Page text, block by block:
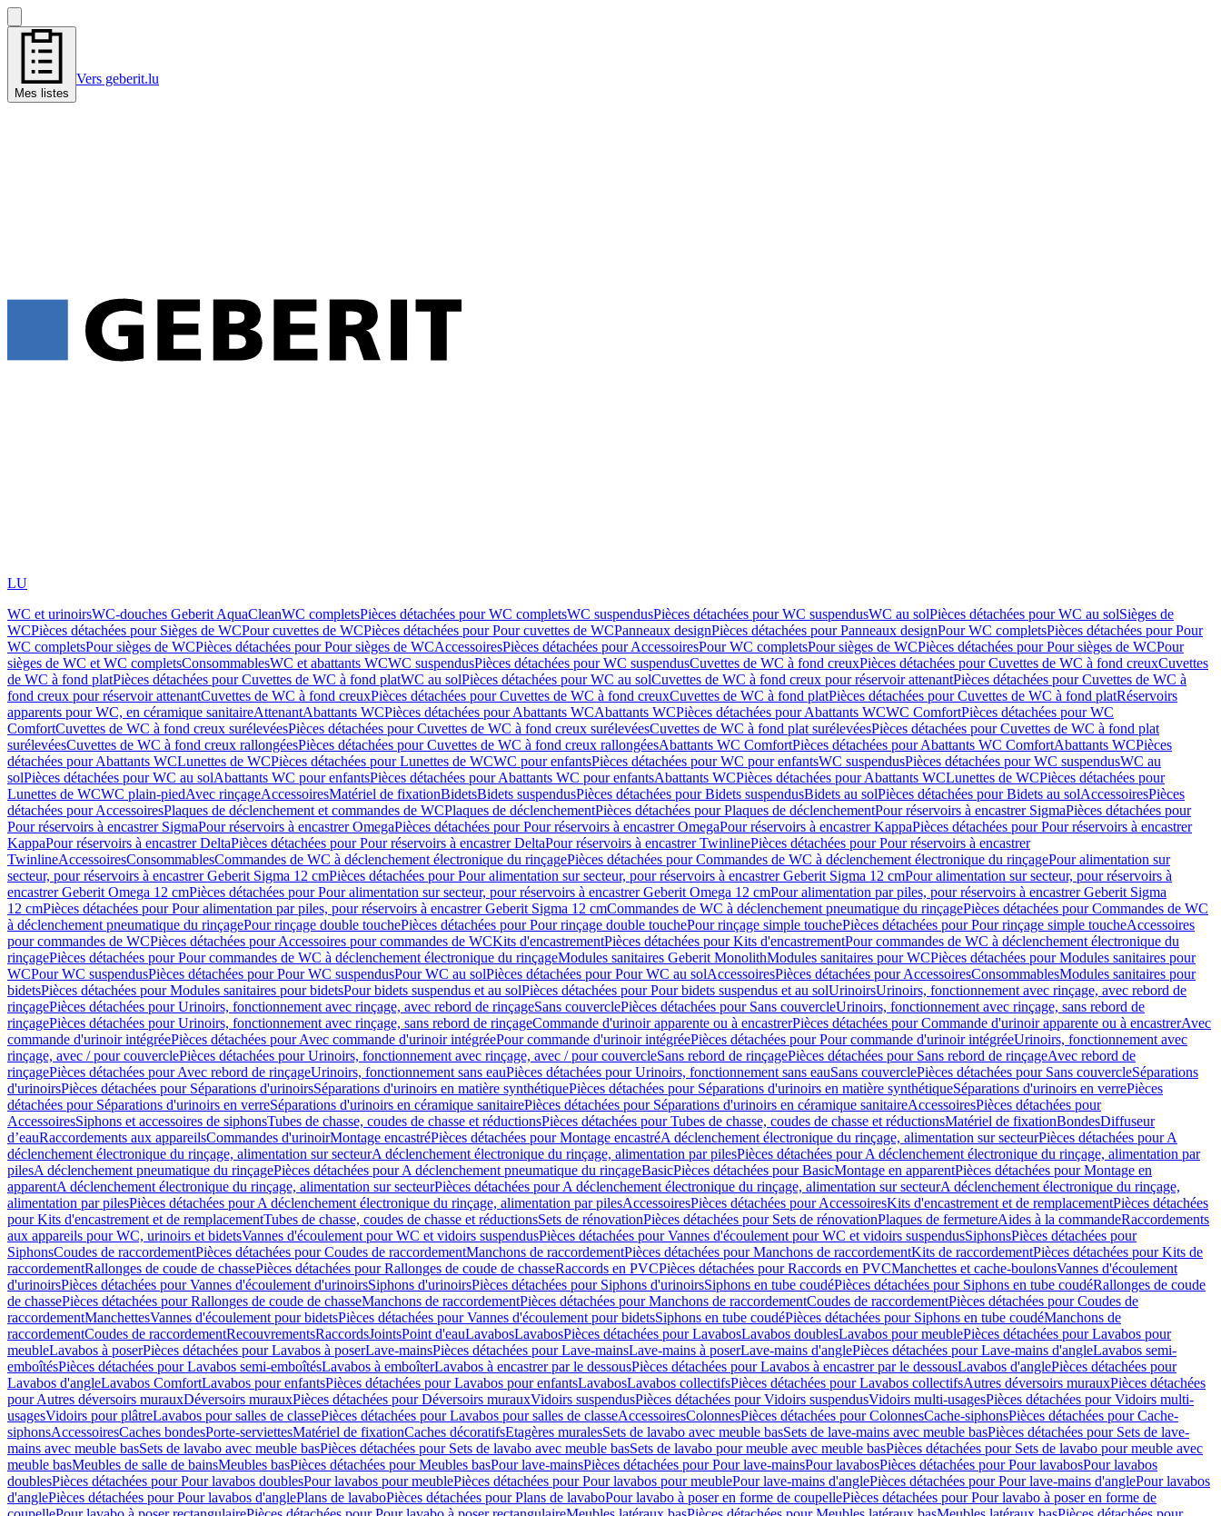
Mes listes
Vers geberit.lu
LU
WC et urinoirsWC-douches Geberit AquaCleanWC completsPièces détachées pour WC completsWC suspendusPièces détachées pour WC suspendusWC au solPièces détachées pour WC au solSièges de
WCPièces détachées pour Sièges de WCPour cuvettes de WCPièces détachées pour Pour cuvettes de WCPanneaux designPièces détachées pour Panneaux designPour WC completsPièces détachées pour Pour
WC completsPour sièges de WCPièces détachées pour Pour sièges de WCAccessoiresPièces détachées pour AccessoiresPour WC completsPour sièges de WCPièces détachées pour Pour sièges de WCPour
sièges de WC et WC completsConsommablesWC et abattants WCWC suspendusPièces détachées pour WC suspendusCuvettes de WC à fond creuxPièces détachées pour Cuvettes de WC à fond creuxCuvettes
de WC à fond platPièces détachées pour Cuvettes de WC à fond platWC au solPièces détachées pour WC au solCuvettes de WC à fond creux pour réservoir attenantPièces détachées pour Cuvettes de WC à
fond creux pour réservoir attenantCuvettes de WC à fond creuxPièces détachées pour Cuvettes de WC à fond creuxCuvettes de WC à fond platPièces détachées pour Cuvettes de WC à fond platRéservoirs
apparents pour WC, en céramique sanitaireAttenantAbattants WCPièces détachées pour Abattants WCAbattants WCPièces détachées pour Abattants WCWC ComfortPièces détachées pour WC
ComfortCuvettes de WC à fond creux surélevéesPièces détachées pour Cuvettes de WC à fond creux surélevéesCuvettes de WC à fond plat surélevéesPièces détachées pour Cuvettes de WC à fond plat
surélevéesCuvettes de WC à fond creux rallongéesPièces détachées pour Cuvettes de WC à fond creux rallongéesAbattants WC ComfortPièces détachées pour Abattants WC ComfortAbattants WCPièces
détachées pour Abattants WCLunettes de WCPièces détachées pour Lunettes de WCWC pour enfantsPièces détachées pour WC pour enfantsWC suspendusPièces détachées pour WC suspendusWC au
solPièces détachées pour WC au solAbattants WC pour enfantsPièces détachées pour Abattants WC pour enfantsAbattants WCPièces détachées pour Abattants WCLunettes de WCPièces détachées pour
Lunettes de WCWC plain-piedAvec rinçageAccessoiresMatériel de fixationBidetsBidets suspendusPièces détachées pour Bidets suspendusBidets au solPièces détachées pour Bidets au solAccessoiresPièces
détachées pour AccessoiresPlaques de déclenchement et commandes de WCPlaques de déclenchementPièces détachées pour Plaques de déclenchementPour réservoirs à encastrer SigmaPièces détachées pour
Pour réservoirs à encastrer SigmaPour réservoirs à encastrer OmegaPièces détachées pour Pour réservoirs à encastrer OmegaPour réservoirs à encastrer KappaPièces détachées pour Pour réservoirs à encastrer
KappaPour réservoirs à encastrer DeltaPièces détachées pour Pour réservoirs à encastrer DeltaPour réservoirs à encastrer TwinlinePièces détachées pour Pour réservoirs à encastrer
TwinlineAccessoiresConsommablesCommandes de WC à déclenchement électronique du rinçagePièces détachées pour Commandes de WC à déclenchement électronique du rinçagePour alimentation sur
secteur, pour réservoirs à encastrer Geberit Sigma 12 cmPièces détachées pour Pour alimentation sur secteur, pour réservoirs à encastrer Geberit Sigma 12 cmPour alimentation sur secteur, pour réservoirs à
encastrer Geberit Omega 12 cmPièces détachées pour Pour alimentation sur secteur, pour réservoirs à encastrer Geberit Omega 12 cmPour alimentation par piles, pour réservoirs à encastrer Geberit Sigma
12 cmPièces détachées pour Pour alimentation par piles, pour réservoirs à encastrer Geberit Sigma 12 cmCommandes de WC à déclenchement pneumatique du rinçagePièces détachées pour Commandes de WC
à déclenchement pneumatique du rinçagePour rinçage double touchePièces détachées pour Pour rinçage double touchePour rinçage simple touchePièces détachées pour Pour rinçage simple toucheAccessoires
pour commandes de WCPièces détachées pour Accessoires pour commandes de WCKits d'encastrementPièces détachées pour Kits d'encastrementPour commandes de WC à déclenchement électronique du
rinçagePièces détachées pour Pour commandes de WC à déclenchement électronique du rinçageModules sanitaires Geberit MonolithModules sanitaires pour WCPièces détachées pour Modules sanitaires pour
WCPour WC suspendusPièces détachées pour Pour WC suspendusPour WC au solPièces détachées pour Pour WC au solAccessoiresPièces détachées pour AccessoiresConsommablesModules sanitaires pour
bidetsPièces détachées pour Modules sanitaires pour bidetsPour bidets suspendus et au solPièces détachées pour Pour bidets suspendus et au solUrinoirsUrinoirs, fonctionnement avec rinçage, avec rebord de
rinçagePièces détachées pour Urinoirs, fonctionnement avec rinçage, avec rebord de rinçageSans couverclePièces détachées pour Sans couvercleUrinoirs, fonctionnement avec rinçage, sans rebord de
rinçagePièces détachées pour Urinoirs, fonctionnement avec rinçage, sans rebord de rinçageCommande d'urinoir apparente ou à encastrerPièces détachées pour Commande d'urinoir apparente ou à encastrerAvec
commande d'urinoir intégréePièces détachées pour Avec commande d'urinoir intégréePour commande d'urinoir intégréePièces détachées pour Pour commande d'urinoir intégréeUrinoirs, fonctionnement avec
rinçage, avec / pour couverclePièces détachées pour Urinoirs, fonctionnement avec rinçage, avec / pour couvercleSans rebord de rinçagePièces détachées pour Sans rebord de rinçageAvec rebord de
rinçagePièces détachées pour Avec rebord de rinçageUrinoirs, fonctionnement sans eauPièces détachées pour Urinoirs, fonctionnement sans eauSans couverclePièces détachées pour Sans couvercleSéparations
d'urinoirsPièces détachées pour Séparations d'urinoirsSéparations d'urinoirs en matière synthétiquePièces détachées pour Séparations d'urinoirs en matière synthétiqueSéparations d'urinoirs en verrePièces
détachées pour Séparations d'urinoirs en verreSéparations d'urinoirs en céramique sanitairePièces détachées pour Séparations d'urinoirs en céramique sanitaireAccessoiresPièces détachées pour
AccessoiresSiphons et accessoires de siphonsTubes de chasse, coudes de chasse et réductionsPièces détachées pour Tubes de chasse, coudes de chasse et réductionsMatériel de fixationBondesDiffuseur
d’eauRaccordements aux appareilsCommandes d'urinoirMontage encastréPièces détachées pour Montage encastréA déclenchement électronique du rinçage, alimentation sur secteurPièces détachées pour A
déclenchement électronique du rinçage, alimentation sur secteurA déclenchement électronique du rinçage, alimentation par pilesPièces détachées pour A déclenchement électronique du rinçage, alimentation par
pilesA déclenchement pneumatique du rinçagePièces détachées pour A déclenchement pneumatique du rinçageBasicPièces détachées pour BasicMontage en apparentPièces détachées pour Montage en
apparentA déclenchement électronique du rinçage, alimentation sur secteurPièces détachées pour A déclenchement électronique du rinçage, alimentation sur secteurA déclenchement électronique du rinçage,
alimentation par pilesPièces détachées pour A déclenchement électronique du rinçage, alimentation par pilesAccessoiresPièces détachées pour AccessoiresKits d'encastrement et de remplacementPièces détachées
pour Kits d'encastrement et de remplacementTubes de chasse, coudes de chasse et réductionsSets de rénovationPièces détachées pour Sets de rénovationPlaques de fermetureAides à la commandeRaccordements
aux appareils pour WC, urinoirs et bidetsVannes d'écoulement pour WC et vidoirs suspendusPièces détachées pour Vannes d'écoulement pour WC et vidoirs suspendusSiphonsPièces détachées pour
SiphonsCoudes de raccordementPièces détachées pour Coudes de raccordementManchons de raccordementPièces détachées pour Manchons de raccordementKits de raccordementPièces détachées pour Kits de
raccordementRallonges de coude de chassePièces détachées pour Rallonges de coude de chasseRaccords en PVCPièces détachées pour Raccords en PVCManchettes et cache-boulonsVannes d'écoulement
d'urinoirsPièces détachées pour Vannes d'écoulement d'urinoirsSiphons d'urinoirsPièces détachées pour Siphons d'urinoirsSiphons en tube coudéPièces détachées pour Siphons en tube coudéRallonges de coude
de chassePièces détachées pour Rallonges de coude de chasseManchons de raccordementPièces détachées pour Manchons de raccordementCoudes de raccordementPièces détachées pour Coudes de
raccordementManchettesVannes d'écoulement pour bidetsPièces détachées pour Vannes d'écoulement pour bidetsSiphons en tube coudéPièces détachées pour Siphons en tube coudéManchons de
raccordementCoudes de raccordementRecouvrementsRaccordsJointsPoint d'eauLavabosLavabosPièces détachées pour LavabosLavabos doublesLavabos pour meublePièces détachées pour Lavabos pour
meubleLavabos à poserPièces détachées pour Lavabos à poserLave-mainsPièces détachées pour Lave-mainsLave-mains à poserLave-mains d'anglePièces détachées pour Lave-mains d'angleLavabos semi-
emboîtésPièces détachées pour Lavabos semi-emboîtésLavabos à emboîterLavabos à encastrer par le dessousPièces détachées pour Lavabos à encastrer par le dessousLavabos d'anglePièces détachées pour
Lavabos d'angleLavabos ComfortLavabos pour enfantsPièces détachées pour Lavabos pour enfantsLavabosLavabos collectifsPièces détachées pour Lavabos collectifsAutres déversoirs murauxPièces détachées
pour Autres déversoirs murauxDéversoirs murauxPièces détachées pour Déversoirs murauxVidoirs suspendusPièces détachées pour Vidoirs suspendusVidoirs multi-usagesPièces détachées pour Vidoirs multi-
usagesVidoirs pour plâtreLavabos pour salles de classePièces détachées pour Lavabos pour salles de classeAccessoiresColonnesPièces détachées pour ColonnesCache-siphonsPièces détachées pour Cache-
siphonsAccessoiresCaches bondesPorte-serviettesMatériel de fixationCaches décoratifsEtagères muralesSets de lavabo avec meuble basSets de lave-mains avec meuble basPièces détachées pour Sets de lave-
mains avec meuble basSets de lavabo avec meuble basPièces détachées pour Sets de lavabo avec meuble basSets de lavabo pour meuble avec meuble basPièces détachées pour Sets de lavabo pour meuble avec
meuble basMeubles de salle de bainsMeubles basPièces détachées pour Meubles basPour lave-mainsPièces détachées pour Pour lave-mainsPour lavabosPièces détachées pour Pour lavabosPour lavabos
doublesPièces détachées pour Pour lavabos doublesPour lavabos pour meublePièces détachées pour Pour lavabos pour meublePour lave-mains d'anglePièces détachées pour Pour lave-mains d'anglePour lavabos
d'anglePièces détachées pour Pour lavabos d'anglePlans de lavaboPièces détachées pour Plans de lavaboPour lavabo à poser en forme de coupellePièces détachées pour Pour lavabo à poser en forme de